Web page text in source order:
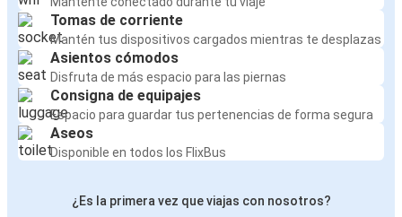
Tomas de corriente
Mantén tus dispositivos cargados mientras te desplazas
Asientos cómodos
Disfruta de más espacio para las piernas
Consigna de equipajes
Espacio para guardar tus pertenencias de forma segura
Aseos
Disponible en todos los FlixBus
¿Es la primera vez que viajas con nosotros?